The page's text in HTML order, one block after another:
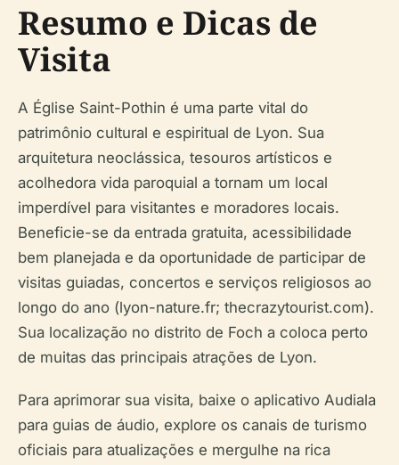
Resumo e Dicas de
Visita
A Église Saint-Pothin é uma parte vital do
patrimônio cultural e espiritual de Lyon. Sua
arquitetura neoclássica, tesouros artísticos e
acolhedora vida paroquial a tornam um local
imperdível para visitantes e moradores locais.
Beneficie-se da entrada gratuita, acessibilidade
bem planejada e da oportunidade de participar de
visitas guiadas, concertos e serviços religiosos ao
longo do ano (lyon-nature.fr; thecrazytourist.com).
Sua localização no distrito de Foch a coloca perto
de muitas das principais atrações de Lyon.
Para aprimorar sua visita, baixe o aplicativo Audiala
para guias de áudio, explore os canais de turismo
oficiais para atualizações e mergulhe na rica